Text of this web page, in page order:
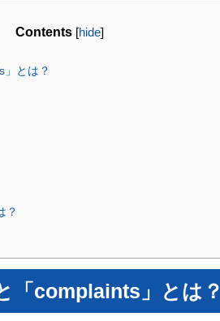
Contents [hide]
とは？
？
「complaints」とは？